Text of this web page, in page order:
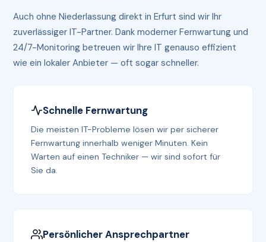
Auch ohne Niederlassung direkt in Erfurt sind wir Ihr
zuverlässiger IT-Partner. Dank moderner Fernwartung und
24/7-Monitoring betreuen wir Ihre IT genauso effizient
wie ein lokaler Anbieter — oft sogar schneller.
Schnelle Fernwartung
Die meisten IT-Probleme lösen wir per sicherer
Fernwartung innerhalb weniger Minuten. Kein
Warten auf einen Techniker — wir sind sofort für
Sie da.
Persönlicher Ansprechpartner